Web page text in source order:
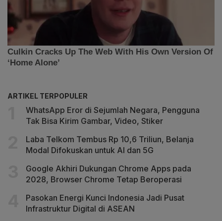
ARTIKEL TERPOPULER
WhatsApp Eror di Sejumlah Negara, Pengguna
Tak Bisa Kirim Gambar, Video, Stiker
Laba Telkom Tembus Rp 10,6 Triliun, Belanja
Modal Difokuskan untuk AI dan 5G
Google Akhiri Dukungan Chrome Apps pada
2028, Browser Chrome Tetap Beroperasi
Pasokan Energi Kunci Indonesia Jadi Pusat
Infrastruktur Digital di ASEAN